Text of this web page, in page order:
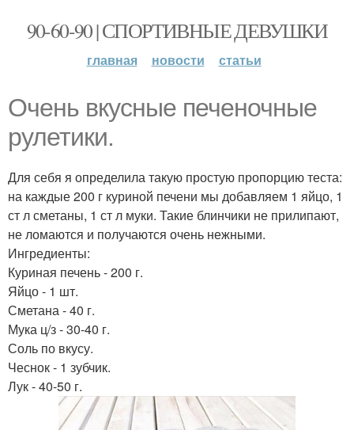
90-60-90 | СПОРТИВНЫЕ ДЕВУШКИ
главная новости статьи
Очень вкусные печеночные
рулетики.
Для себя я определила такую простую пропорцию теста:
на каждые 200 г куриной печени мы добавляем 1 яйцо, 1
ст л сметаны, 1 ст л муки. Такие блинчики не прилипают,
не ломаются и получаются очень нежными.
Ингредиенты:
Куриная печень - 200 г.
Яйцо - 1 шт.
Сметана - 40 г.
Мука ц/з - 30-40 г.
Соль по вкусу.
Чеснок - 1 зубчик.
Лук - 40-50 г.